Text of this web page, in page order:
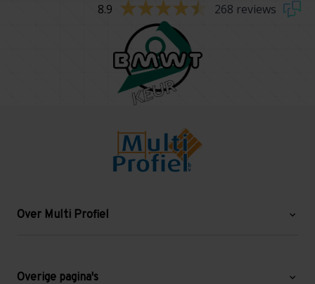
8.9 268 reviews
Over Multi Profiel
Blog
Overige pagina's